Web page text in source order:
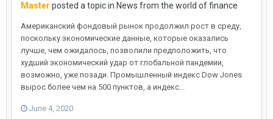
Master posted a topic in News from the world of finance
Американский фондовый рынок продолжил рост в среду,
поскольку экономические данные, которые оказались
лучше, чем ожидалось, позволили предположить, что
худший экономический удар от глобальной пандемии,
возможно, уже позади. Промышленный индекс Dow Jones
вырос более чем на 500 пунктов, а индекс...
June 4, 2020